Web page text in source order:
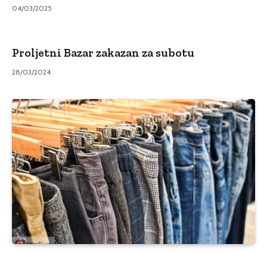
04/03/2025
Proljetni Bazar zakazan za subotu
28/03/2024